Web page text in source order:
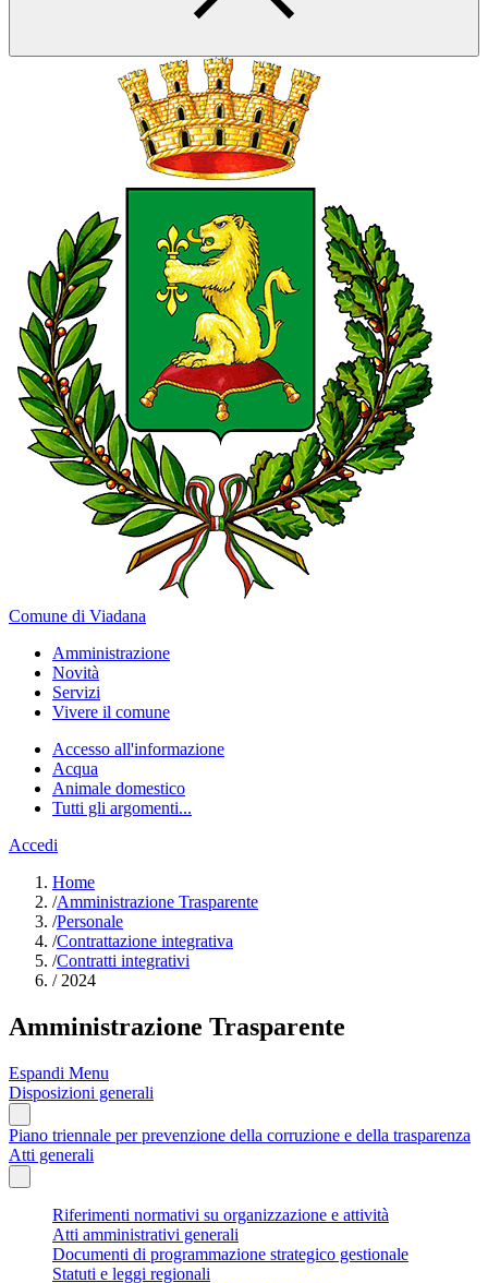
Comune di Viadana
Amministrazione
Novità
Servizi
Vivere il comune
Accesso all'informazione
Acqua
Animale domestico
Tutti gli argomenti...
Accedi
Home
/Amministrazione Trasparente
/Personale
/Contrattazione integrativa
/Contratti integrativi
/2024
Amministrazione Trasparente
Espandi Menu
Disposizioni generali
Piano triennale per prevenzione della corruzione e della trasparenza
Atti generali
Riferimenti normativi su organizzazione e attività
Atti amministrativi generali
Documenti di programmazione strategico gestionale
Statuti e leggi regionali